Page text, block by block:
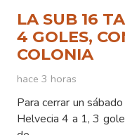
LA SUB 16
4 GOLES,
COLONIA
hace 3 horas
Para cerrar un
Helvecia 4 a 1, 3